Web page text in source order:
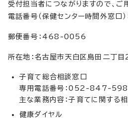
受付担当者につながりますので、ご
電話番号（保健センター時間外窓
郵便番号：468-0056
所在地：名古屋市天白区島田二丁
子育て総合相談窓口
専用電話番号：052-847-
主な業務内容：子育てに関する
健康ダイヤル